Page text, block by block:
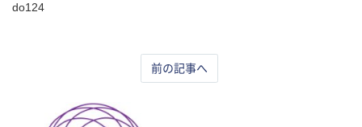
do124
前の記事へ